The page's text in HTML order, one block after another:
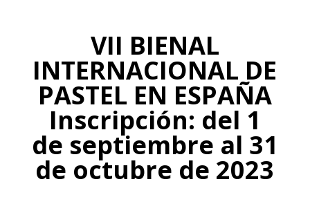
VII BIENAL
INTERNACIONAL DE
PASTEL EN ESPAÑA
Inscripción: del 1
de septiembre al 31
de octubre de 2023